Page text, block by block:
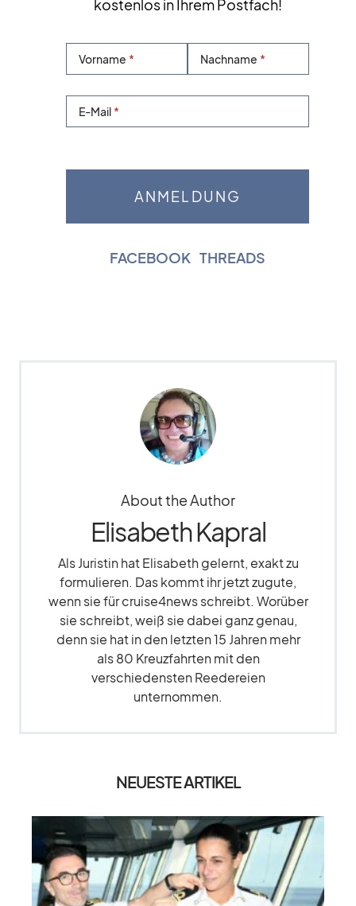
kostenlos in Ihrem Postfach!
Vorname Nachname
E-Mail
FACEBOOK THREADS
About the Author
Elisabeth Kapral
Als Juristin hat Elisabeth gelernt, exakt zu
formulieren. Das kommt ihr jetzt zugute,
wenn sie für cruise4news schreibt. Worüber
sie schreibt, weiß sie dabei ganz genau,
denn sie hat in den letzten 15 Jahren mehr
als 80 Kreuzfahrten mit den
verschiedensten Reedereien
unternommen.
NEUESTE ARTIKEL